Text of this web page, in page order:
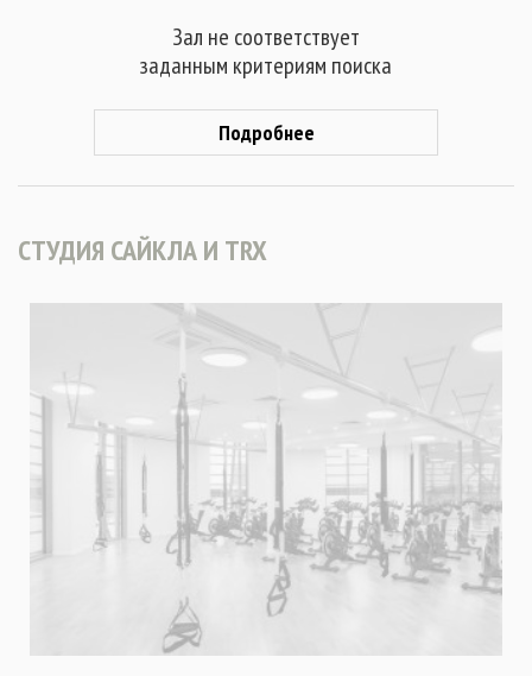
Зал не соответствует
заданным критериям поиска
Подробнее
СТУДИЯ САЙКЛА И TRX